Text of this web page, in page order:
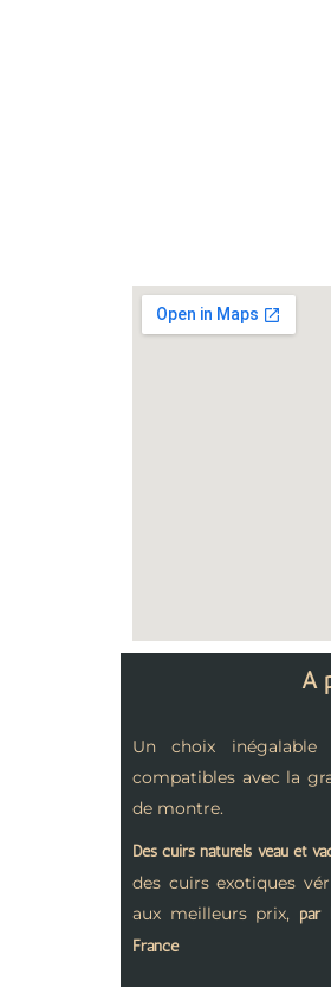
A
Un choix
compatibles avec la
de montre.
Des cuirs naturels veau et
des cuirs exotiques
aux meilleurs prix, par
France